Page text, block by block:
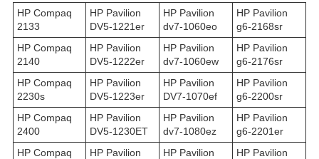
HP Compaq
2133
HP Pavilion
DV5-1221er
HP Pavilion
dv7-1060eo
HP Pavilion
g6-2168sr
HP Compaq
2140
HP Pavilion
DV5-1222er
HP Pavilion
dv7-1060ew
HP Pavilion
g6-2176sr
HP Compaq
2230s
HP Pavilion
DV5-1223er
HP Pavilion
DV7-1070ef
HP Pavilion
g6-2200sr
HP Compaq
2400
HP Pavilion
DV5-1230ET
HP Pavilion
dv7-1080ez
HP Pavilion
g6-2201er
HP Compaq
HP Pavilion
HP Pavilion
HP Pavilion